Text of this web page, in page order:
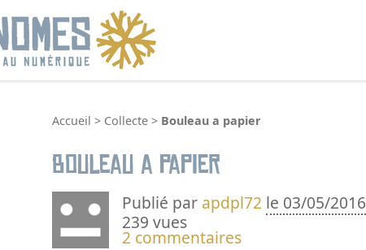
Accueil > Collecte > Bouleau a papier
Bouleau a papier
Publié par apdpl72 le 03/05/2016
239 vues
2 commentaires